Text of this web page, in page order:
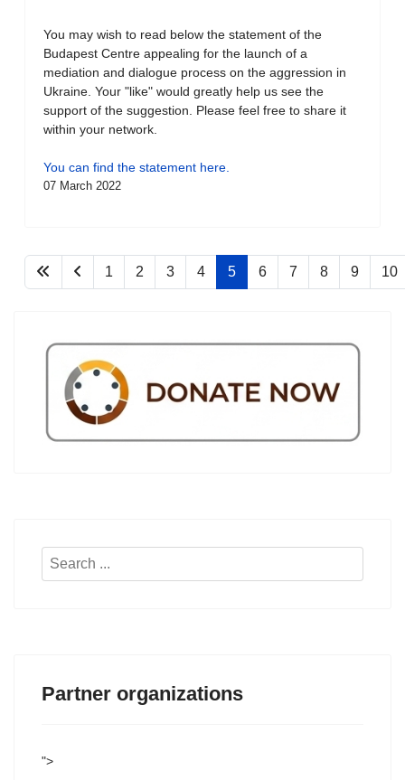
You may wish to read below the statement of the
Budapest Centre appealing for the launch of a
mediation and dialogue process on the aggression in
Ukraine. Your "like" would greatly help us see the
support of the suggestion. Please feel free to share it
within your network.
You can find the statement here.
07 March 2022
1 2 3 4 5 6 7 8 9 10
Search
Partner organizations
">